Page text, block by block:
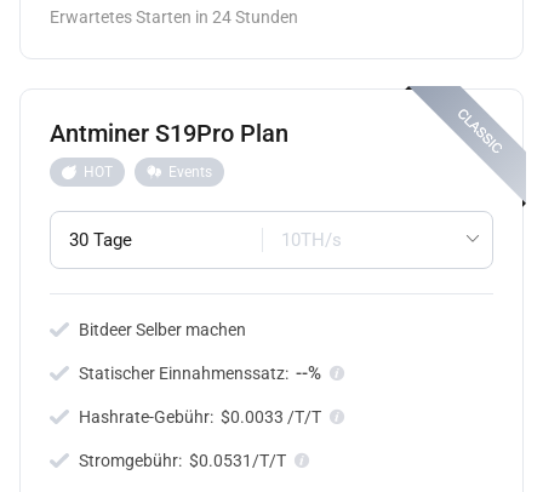
Erwartetes Starten in 24 Stunden
Antminer S19Pro Plan
HOT Events
30 Tage 10TH/s
Bitdeer Selber machen
Statischer Einnahmenssatz: --%
Hashrate-Gebühr: $0.0033 /T/T
Stromgebühr: $0.0531/T/T